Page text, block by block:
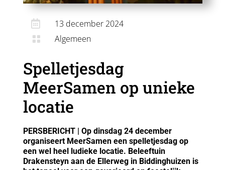
 13 december 2024
 Algemeen
Spelletjesdag
MeerSamen op unieke
locatie
PERSBERICHT | Op dinsdag 24 december
organiseert MeerSamen een spelletjesdag op
een wel heel ludieke locatie. Beleeftuin
Drakensteyn aan de Ellerweg in Biddinghuizen is